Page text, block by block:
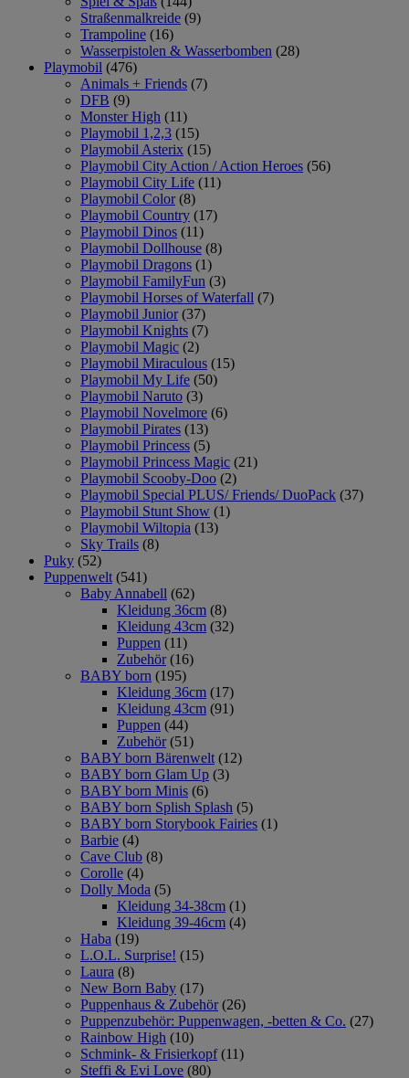
Straßenmalkreide (9)
Trampoline (16)
Wasserpistolen & Wasserbomben (28)
Playmobil (476)
Animals + Friends (7)
DFB (9)
Monster High (11)
Playmobil 1,2,3 (15)
Playmobil Asterix (15)
Playmobil City Action / Action Heroes (56)
Playmobil City Life (11)
Playmobil Color (8)
Playmobil Country (17)
Playmobil Dinos (11)
Playmobil Dollhouse (8)
Playmobil Dragons (1)
Playmobil FamilyFun (3)
Playmobil Horses of Waterfall (7)
Playmobil Junior (37)
Playmobil Knights (7)
Playmobil Magic (2)
Playmobil Miraculous (15)
Playmobil My Life (50)
Playmobil Naruto (3)
Playmobil Novelmore (6)
Playmobil Pirates (13)
Playmobil Princess (5)
Playmobil Princess Magic (21)
Playmobil Scooby-Doo (2)
Playmobil Special PLUS/ Friends/ DuoPack (37)
Playmobil Stunt Show (1)
Playmobil Wiltopia (13)
Sky Trails (8)
Puky (52)
Puppenwelt (541)
Baby Annabell (62)
Kleidung 36cm (8)
Kleidung 43cm (32)
Puppen (11)
Zubehör (16)
BABY born (195)
Kleidung 36cm (17)
Kleidung 43cm (91)
Puppen (44)
Zubehör (51)
BABY born Bärenwelt (12)
BABY born Glam Up (3)
BABY born Minis (6)
BABY born Splish Splash (5)
BABY born Storybook Fairies (1)
Barbie (4)
Cave Club (8)
Corolle (4)
Dolly Moda (5)
Kleidung 34-38cm (1)
Kleidung 39-46cm (4)
Haba (19)
L.O.L. Surprise! (15)
Laura (8)
New Born Baby (17)
Puppenhaus & Zubehör (26)
Puppenzubehör: Puppenwagen, -betten & Co. (27)
Rainbow High (10)
Schmink- & Frisierkopf (11)
Steffi & Evi Love (80)